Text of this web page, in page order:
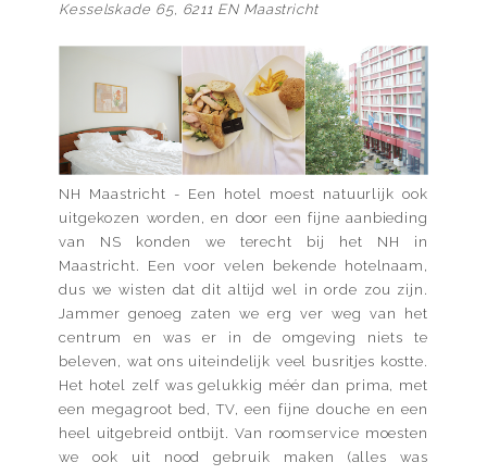
Kesselskade 65, 6211 EN Maastricht
NH Maastricht - Een hotel moest natuurlijk ook
uitgekozen worden, en door een fijne aanbieding
van NS konden we terecht bij het NH in
Maastricht. Een voor velen bekende hotelnaam,
dus we wisten dat dit altijd wel in orde zou zijn.
Jammer genoeg zaten we erg ver weg van het
centrum en was er in de omgeving niets te
beleven, wat ons uiteindelijk veel busritjes kostte.
Het hotel zelf was gelukkig méér dan prima, met
een megagroot bed, TV, een fijne douche en een
heel uitgebreid ontbijt. Van roomservice moesten
we ook uit nood gebruik maken (alles was